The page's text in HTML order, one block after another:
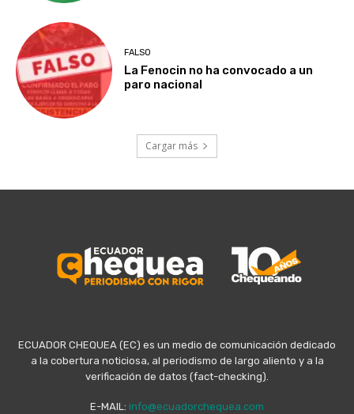
FALSO
La Fenocin no ha convocado a un
paro nacional
Cargar más
ECUADOR CHEQUEA (EC) es un medio de comunicación dedicado
a la cobertura noticiosa, al periodismo de largo aliento y a la
verificación de datos (fact-checking).
E-MAIL: info@ecuadorchequea.com